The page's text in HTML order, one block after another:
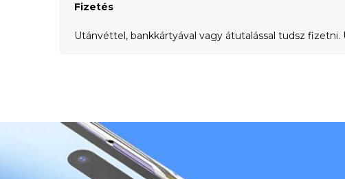
Fizetés
Utánvéttel, bankkártyával vagy átutalással tudsz